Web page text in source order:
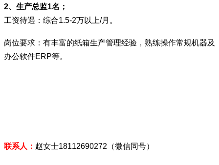
2、生产总监1名；
工资待遇：综合1.5-2万以上/月。
岗位要求：有丰富的纸箱生产管理经验，熟练操作常规机器及
办公软件ERP等。
联系人： 赵女士18112690272（微信同号）